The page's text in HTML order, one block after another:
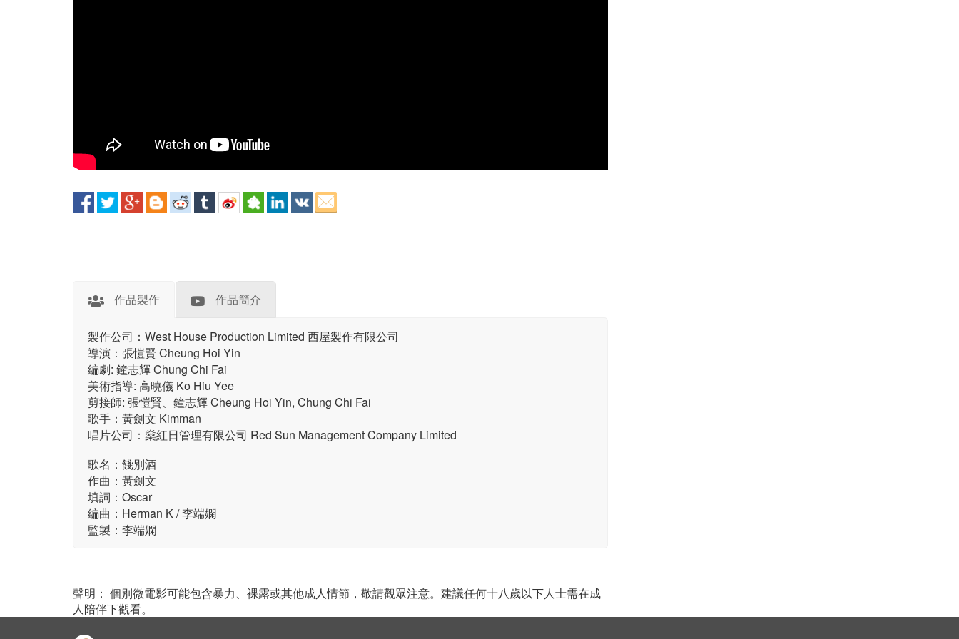
作品製作 作品簡介
製作公司：West House Production Limited 西屋製作有限公司
導演：張愷賢 Cheung Hoi Yin
編劇: 鐘志輝 Chung Chi Fai
美術指導: 高曉儀 Ko Hiu Yee
剪接師: 張愷賢、鐘志輝 Cheung Hoi Yin, Chung Chi Fai
歌手：黃劍文 Kimman
唱片公司：燊紅日管理有限公司 Red Sun Management Company Limited
歌名：餞別酒
作曲：黃劍文
填詞：Oscar
編曲：Herman K / 李端嫻
監製：李端嫻
聲明： 個別微電影可能包含暴力、裸露或其他成人情節，敬請觀眾注意。建議任何十八歲以下人士需在成
人陪伴下觀看。